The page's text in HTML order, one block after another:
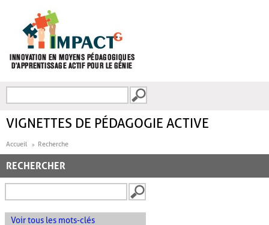
FORMULAIRE DE
VIGNETTES DE PÉDAGOGIE ACTIVE
Accueil Recherche
RECHERCHER
Voir tous les mots-clés